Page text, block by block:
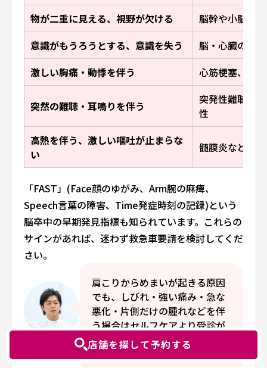
店舗を探して予約する
物が二重に見える、視野が欠ける
脳幹や小脳の
意識がもうろうとする、意識を失う
脳・心臓の重
激しい胸痛・動悸を伴う
心筋梗塞、不
突然の難聴・耳鳴りを伴う
突発性難聴、
性
高熱を伴う、激しい嘔吐が止まらな
い
髄膜炎などの
「FAST」(Face顔のゆがみ、Arm腕の麻痺、
Speech言葉の障害、Time発症時刻の記録)という
脳卒中の早期発見指標も知られています。これらの
サインがあれば、迷わず救急車要請を検討してくだ
さい。
肩こりからめまいが起きる原因
でも、しびれ・強い痛み・急な
悪化・片側だけの腫れなどを伴
う場合はセルフケアより受診が
優先です。危険サインを先に除
外しましょう。